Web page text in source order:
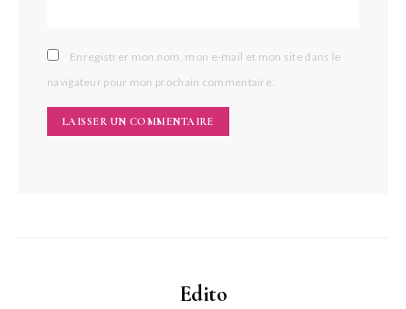
Enregistrer mon nom, mon e-mail et mon site dans le
navigateur pour mon prochain commentaire.
Edito